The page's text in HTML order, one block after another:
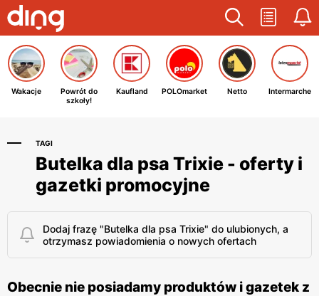
Wakacje
Powrót do
szkoły!
Kaufland POLOmarket Netto Intermarche
TAGI
Butelka dla psa Trixie - oferty i
gazetki promocyjne
Dodaj frazę "Butelka dla psa Trixie" do ulubionych, a
otrzymasz powiadomienia o nowych ofertach
Obecnie nie posiadamy produktów i gazetek z